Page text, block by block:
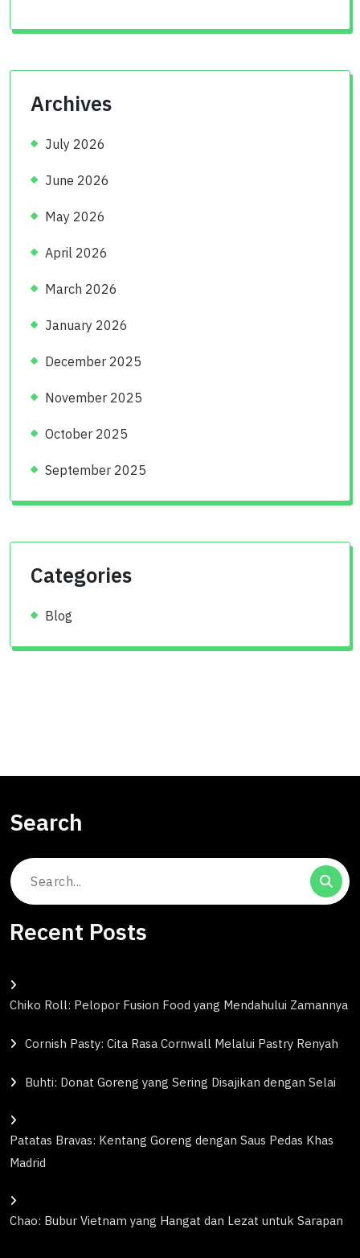
Archives
July 2026
June 2026
May 2026
April 2026
March 2026
January 2026
December 2025
November 2025
October 2025
September 2025
Categories
Blog
Search
Search
Recent Posts
Chiko Roll: Pelopor Fusion Food yang Mendahului Zamannya
Cornish Pasty: Cita Rasa Cornwall Melalui Pastry Renyah
Buhti: Donat Goreng yang Sering Disajikan dengan Selai
Patatas Bravas: Kentang Goreng dengan Saus Pedas Khas
Madrid
Chao: Bubur Vietnam yang Hangat dan Lezat untuk Sarapan